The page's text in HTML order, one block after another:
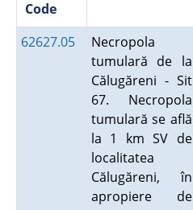
Code
62627.05
Necropola
tumulară de la
Călugăreni - Sit
67. Necropola
tumulară se află
la 1 km SV de
localitatea
Călugăreni, în
apropiere de